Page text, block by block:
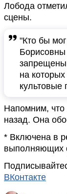
Лобода
сцены.
"Кто бы
на
культовые
Напомним, что
назад. Она
* Включена в
выполняющих
ВКонтакте